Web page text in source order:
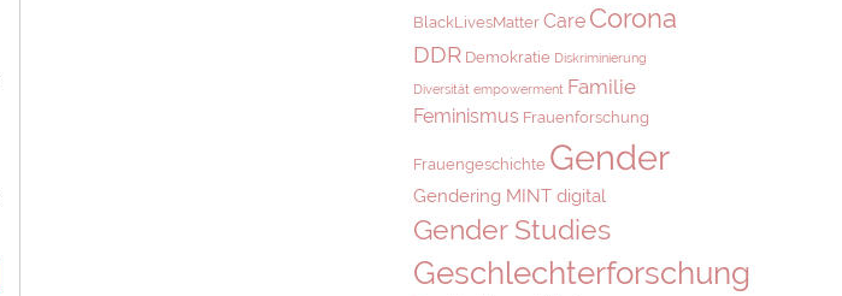
BlackLivesMatter Care Corona
DDR Demokratie Diskriminierung
Diversität empowerment Familie
Feminismus Frauenforschung
Frauengeschichte Gender
Gendering MINT digital
Gender Studies
Geschlechterforschung